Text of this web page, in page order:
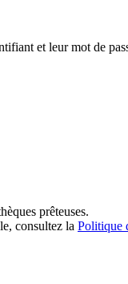
et leur mot de
prêteuses.
consultez la Politique